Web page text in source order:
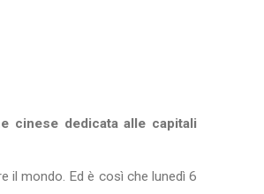
cinese dedicata alle capitali
il mondo. Ed è così che lunedì 6